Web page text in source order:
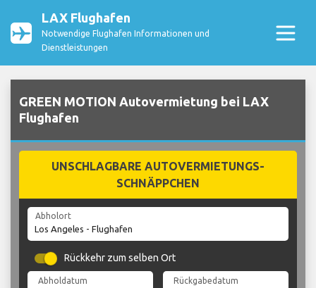
LAX Flughafen
Notwendige Flughafen Informationen und
Dienstleistungen
GREEN MOTION Autovermietung bei LAX
Flughafen
UNSCHLAGBARE AUTOVERMIETUNGS-
SCHNÄPPCHEN
Abholort
Rückkehr zum selben Ort
Abholdatum Rückgabedatum